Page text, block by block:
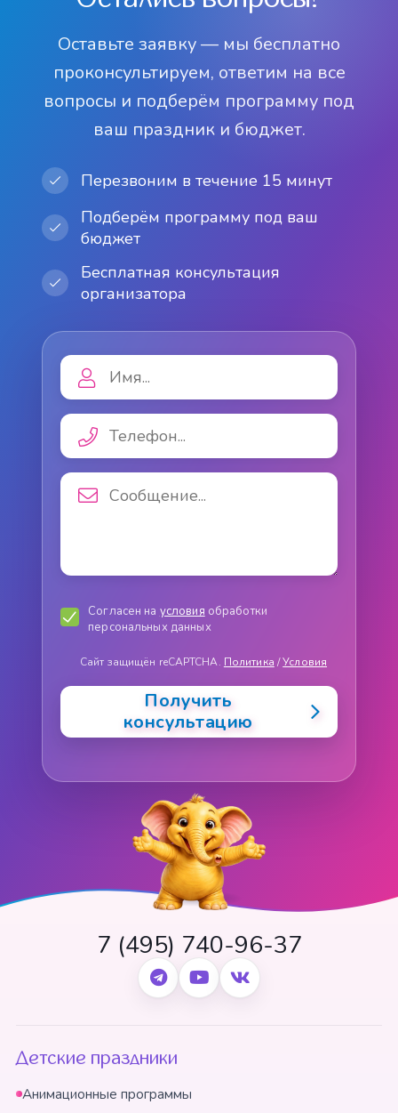
Оставьте заявку — мы бесплатно
проконсультируем, ответим на все
вопросы и подберём программу под
ваш праздник и бюджет.
Перезвоним в течение 15 минут
Подберём программу под ваш
бюджет
Бесплатная консультация
организатора
Согласен на условия обработки
персональных данных
Сайт защищён reCAPTCHA. Политика /Условия
Получить
консультацию
7 (495) 740-96-37
Детские праздники
Анимационные программы